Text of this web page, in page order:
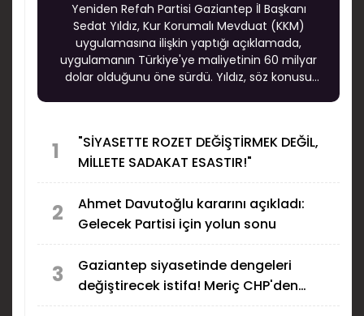
Yeniden Refah Partisi Gaziantep İl Başkanı
Sedat Yıldız, Kur Korumalı Mevduat (KKM)
uygulamasına ilişkin yaptığı açıklamada,
uygulamanın Türkiye'ye maliyetinin 60 milyar
dolar olduğunu öne sürdü. Yıldız, söz konusu
1
"SİYASETTE ROZET DEĞİŞTİRMEK DEĞİL,
MİLLETE SADAKAT ESASTIR!"
2
Ahmet Davutoğlu kararını açıkladı:
Gelecek Partisi için yolun sonu
3
Gaziantep siyasetinde dengeleri
değiştirecek istifa! Meriç CHP'den